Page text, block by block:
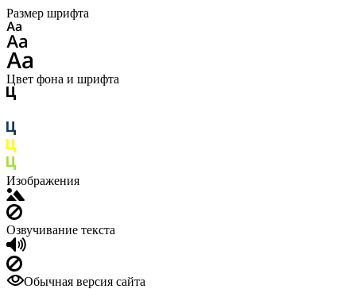
Размер шрифта
Цвет фона и шрифта
Изображения
Озвучивание текста
Обычная версия сайта